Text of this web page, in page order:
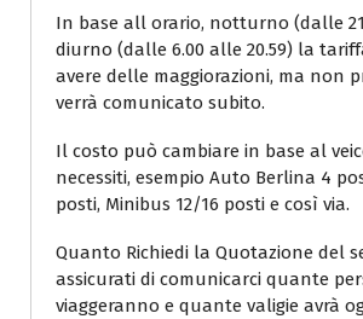
In base all orario, notturno (dalle
diurno (dalle 6.00 alle 20.59) la
avere delle maggiorazioni, ma non
verrà comunicato subito.
Il costo può cambiare in base al
necessiti, esempio Auto Berlina 4
posti, Minibus 12/16 posti e così via.
Quanto Richiedi la Quotazione del
assicurati di comunicarci quante
viaggeranno e quante valigie avrà